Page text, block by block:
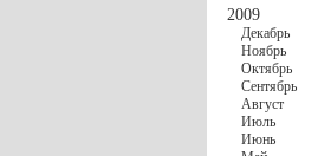
2009
Декабрь
Ноябрь
Октябрь
Сентябрь
Август
Июль
Июнь